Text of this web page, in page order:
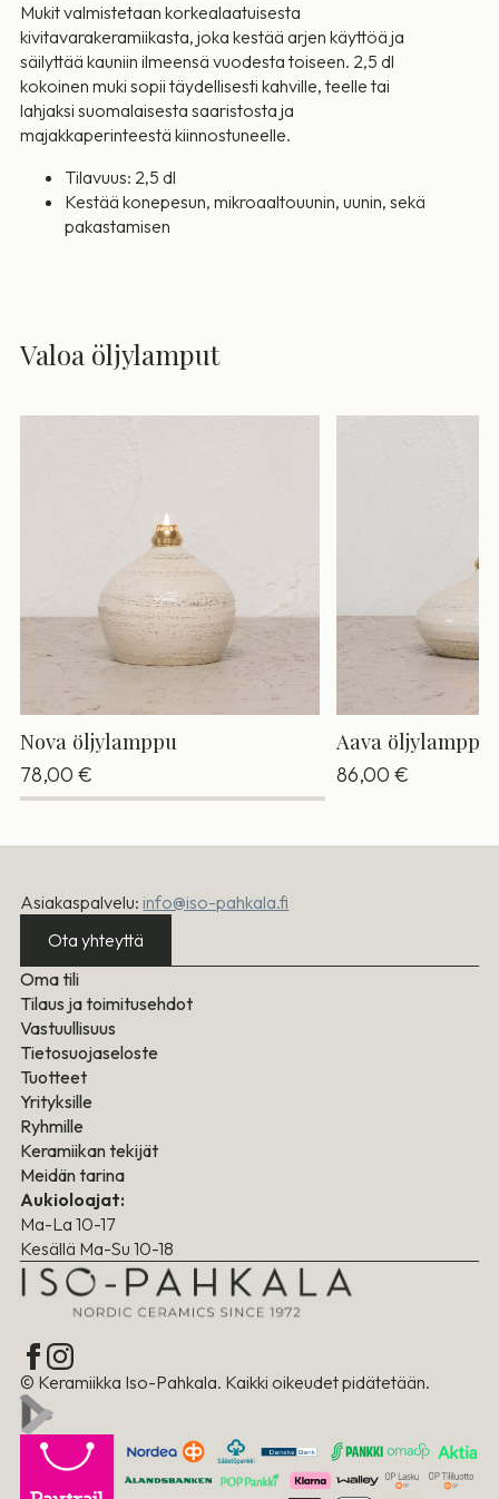
Mukit valmistetaan korkealaatuisesta
kivitavarakeramiikasta, joka kestää arjen käyttöä ja
säilyttää kauniin ilmeensä vuodesta toiseen. 2,5 dl
kokoinen muki sopii täydellisesti kahville, teelle tai
lahjaksi suomalaisesta saaristosta ja
majakkaperinteestä kiinnostuneelle.
Tilavuus: 2,5 dl
Kestää konepesun, mikroaaltouunin, uunin, sekä
pakastamisen
Valoa öljylamput
Nova öljylamppu
78,00€
Aava öljylamppu
86,00€
Asiakaspalvelu: info@iso-pahkala.fi
Ota yhteyttä
Oma tili
Tilaus ja toimitusehdot
Vastuullisuus
Tietosuojaseloste
Tuotteet
Yrityksille
Ryhmille
Keramiikan tekijät
Meidän tarina
Aukioloajat:
Ma-La 10-17
Kesällä Ma-Su 10-18
© Keramiikka Iso-Pahkala. Kaikki oikeudet pidätetään.